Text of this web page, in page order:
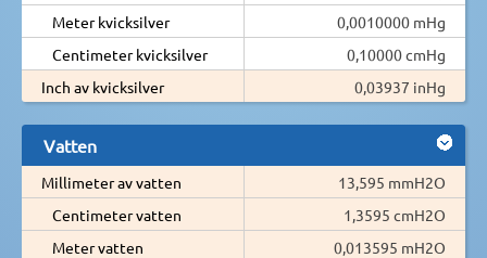
Meter kvicksilver
0,0010000 mHg
Centimeter kvicksilver
0,10000 cmHg
Inch av kvicksilver
0,03937 inHg
Vatten
Millimeter av vatten
13,595 mmH2O
Centimeter vatten
1,3595 cmH2O
Meter vatten
0,013595 mH2O